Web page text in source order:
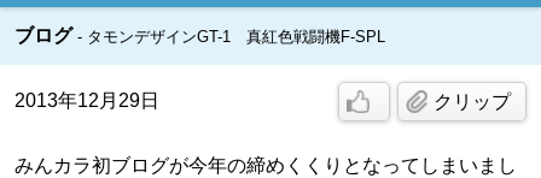
ブログ タモンデザインGT-1 真紅色戦闘機F-SPL
2013年12月29日 クリップ
みんカラ初ブログが今年の締めくくりとなってしまいまし